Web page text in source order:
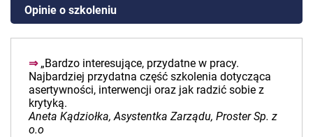
Opinie o szkoleniu
⇒„Bardzo interesujące, przydatne w pracy.
Najbardziej przydatna część szkolenia dotycząca
asertywności, interwencji oraz jak radzić sobie z
krytyką.
Aneta Kądziołka, Asystentka Zarządu, Proster Sp. z
o.o